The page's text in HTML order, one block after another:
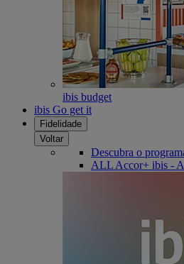
ibis budget
ibis Go get it
Fidelidade
Voltar
Descubra o
ALL Accor+ ibis -